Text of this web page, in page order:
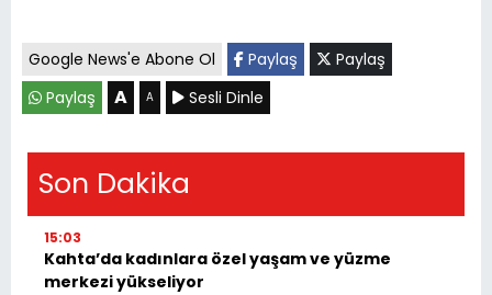
Google News'e Abone Ol Paylaş
Paylaş
Paylaş
A A Sesli Dinle
Son Dakika
15:03
Kahta’da kadınlara özel yaşam ve yüzme
merkezi yükseliyor